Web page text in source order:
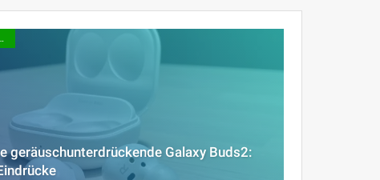
ZUHAUSE
geräuschunterdrückende Galaxy Buds2: